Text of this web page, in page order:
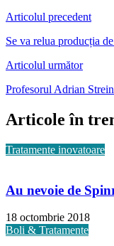
Articolul precedent
Se va relua producția
Articolul următor
Profesorul Adrian
Articole în
Tratamente inovatoare
Au nevoie de
18 octombrie 2018
Boli & Tratamente